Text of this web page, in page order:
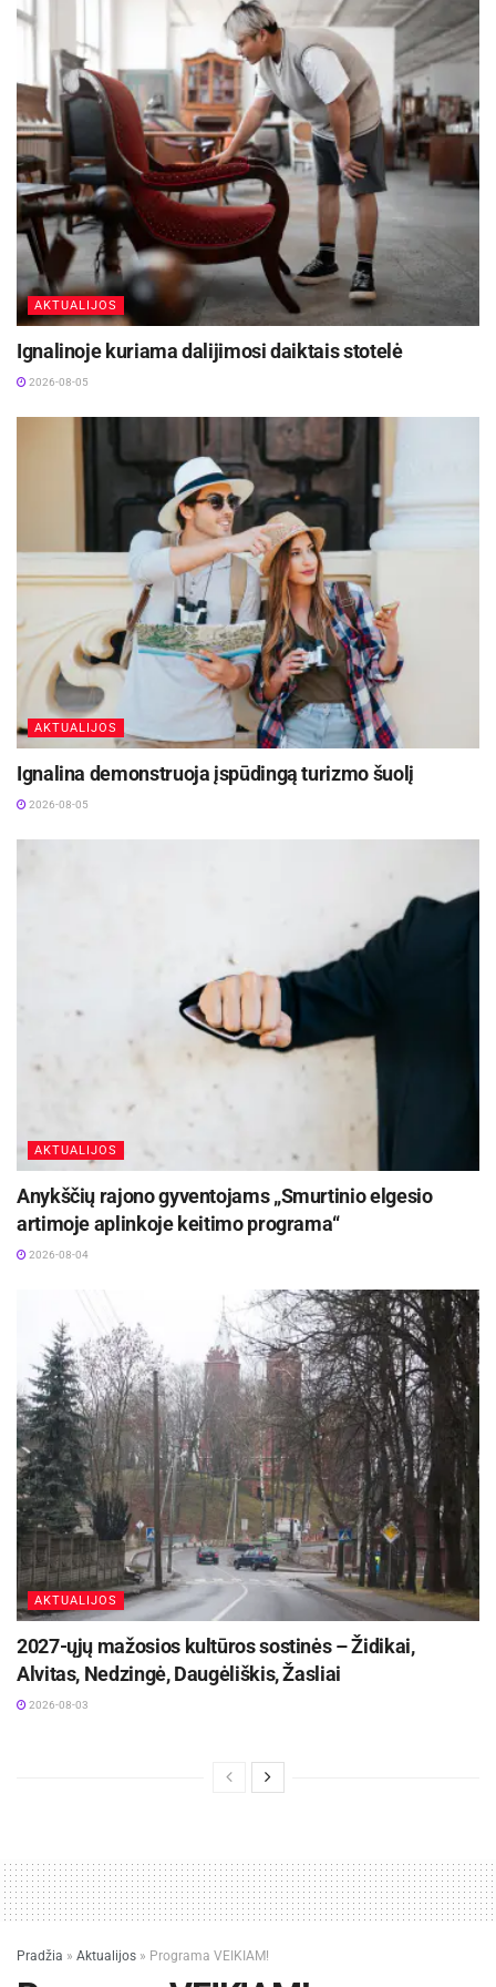
Žymos: KAM Rūdninkai Šalčininkai
AKTUALIJOS
Ignalinoje kuriama dalijimosi daiktais stotelė
2026-08-05
AKTUALIJOS
Ignalina demonstruoja įspūdingą turizmo šuolį
2026-08-05
AKTUALIJOS
Anykščių rajono gyventojams „Smurtinio elgesio
artimoje aplinkoje keitimo programa“
2026-08-04
AKTUALIJOS
2027-ųjų mažosios kultūros sostinės – Židikai,
Alvitas, Nedzingė, Daugėliškis, Žasliai
2026-08-03
Pradžia » Aktualijos » Programa VEIKIAM!